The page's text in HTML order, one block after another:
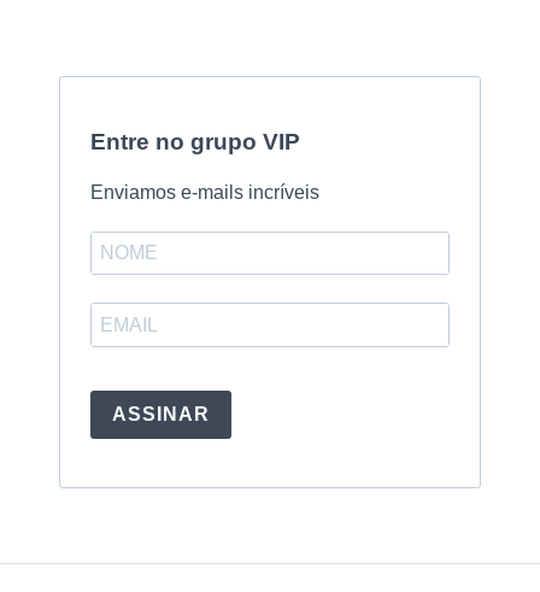
Entre no grupo VIP
Enviamos e-mails incríveis
ASSINAR